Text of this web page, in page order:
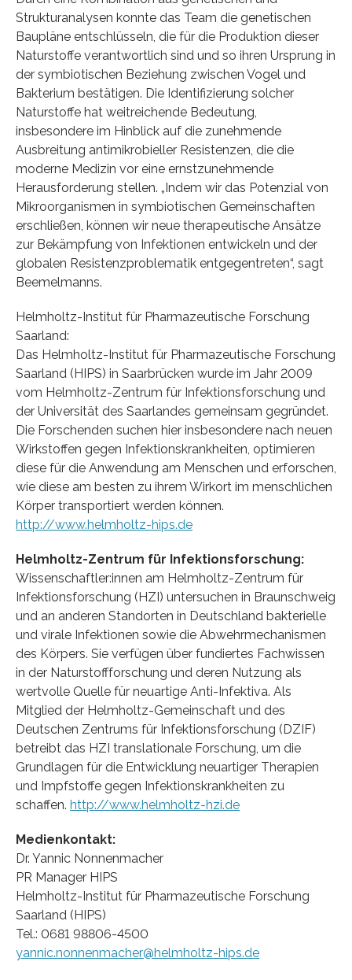
Strukturanalysen konnte das Team die genetischen
Baupläne entschlüsseln, die für die Produktion dieser
Naturstoffe verantwortlich sind und so ihren Ursprung in
der symbiotischen Beziehung zwischen Vogel und
Bakterium bestätigen. Die Identifizierung solcher
Naturstoffe hat weitreichende Bedeutung,
insbesondere im Hinblick auf die zunehmende
Ausbreitung antimikrobieller Resistenzen, die die
moderne Medizin vor eine ernstzunehmende
Herausforderung stellen. „Indem wir das Potenzial von
Mikroorganismen in symbiotischen Gemeinschaften
erschließen, können wir neue therapeutische Ansätze
zur Bekämpfung von Infektionen entwickeln und der
globalen Resistenzproblematik entgegentreten“, sagt
Beemelmanns.
Helmholtz-Institut für Pharmazeutische Forschung
Saarland:
Das Helmholtz-Institut für Pharmazeutische Forschung
Saarland (HIPS) in Saarbrücken wurde im Jahr 2009
vom Helmholtz-Zentrum für Infektionsforschung und
der Universität des Saarlandes gemeinsam gegründet.
Die Forschenden suchen hier insbesondere nach neuen
Wirkstoffen gegen Infektionskrankheiten, optimieren
diese für die Anwendung am Menschen und erforschen,
wie diese am besten zu ihrem Wirkort im menschlichen
Körper transportiert werden können.
http://www.helmholtz-hips.de
Helmholtz-Zentrum für Infektionsforschung:
Wissenschaftler:innen am Helmholtz-Zentrum für
Infektionsforschung (HZI) untersuchen in Braunschweig
und an anderen Standorten in Deutschland bakterielle
und virale Infektionen sowie die Abwehrmechanismen
des Körpers. Sie verfügen über fundiertes Fachwissen
in der Naturstoffforschung und deren Nutzung als
wertvolle Quelle für neuartige Anti-Infektiva. Als
Mitglied der Helmholtz-Gemeinschaft und des
Deutschen Zentrums für Infektionsforschung (DZIF)
betreibt das HZI translationale Forschung, um die
Grundlagen für die Entwicklung neuartiger Therapien
und Impfstoffe gegen Infektionskrankheiten zu
schaffen. http://www.helmholtz-hzi.de
Medienkontakt:
Dr. Yannic Nonnenmacher
PR Manager HIPS
Helmholtz-Institut für Pharmazeutische Forschung
Saarland (HIPS)
Tel.: 0681 98806-4500
yannic.nonnenmacher@helmholtz-hips.de